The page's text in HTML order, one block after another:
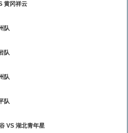
黄冈祥云
队
队
队
队
VS 湖北青年星